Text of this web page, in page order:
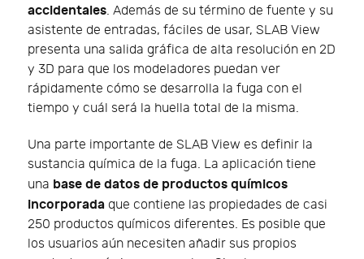
accidentales. Además de su término de fuente y su
asistente de entradas, fáciles de usar, SLAB View
presenta una salida gráfica de alta resolución en 2D
y 3D para que los modeladores puedan ver
rápidamente cómo se desarrolla la fuga con el
tiempo y cuál será la huella total de la misma.
Una parte importante de SLAB View es definir la
sustancia química de la fuga. La aplicación tiene
una base de datos de productos químicos
incorporada que contiene las propiedades de casi
250 productos químicos diferentes. Es posible que
los usuarios aún necesiten añadir sus propios